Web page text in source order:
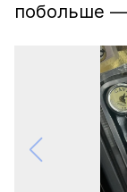
побольше —